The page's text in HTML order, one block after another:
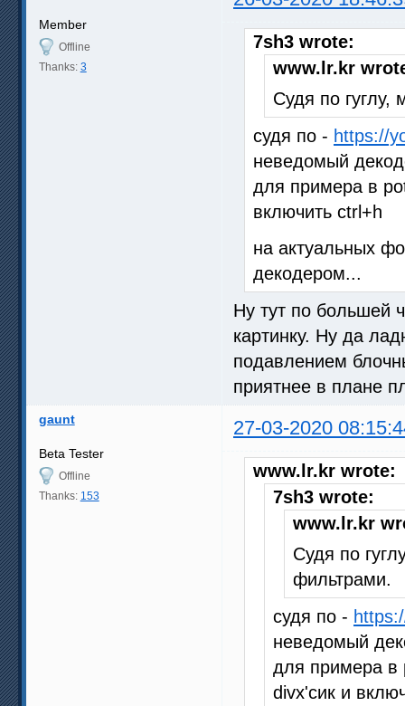
Member
Offline
Thanks: 3
7sh3 wrote:
www.lr.kr
Судя по гуглу,
судя по - https://
неведомый
для примера в
включить ctrl+h
на актуальных
декодером...
Ну тут по большей
картинку. Ну да
подавлением
приятнее в плане
gaunt 27-03-2020
Beta Tester
Offline
Thanks: 153
www.lr.kr wrote:
7sh3 wrote:
www.lr.kr
Судя по
фильтрами.
судя по -
неведомый
для примера в
divx'сик и